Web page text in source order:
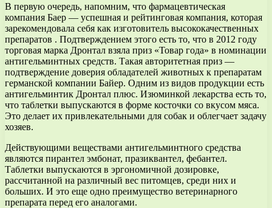
В первую очередь, напомним, что фармацевтическая
компания Баер — успешная и рейтинговая компания, которая
зарекомендовала себя как изготовитель высококачественных
препаратов . Подтверждением этого есть то, что в 2012 году
торговая марка Дронтал взяла приз «Товар года» в номинации
антигельминтных средств. Такая авторитетная приз —
подтверждение доверия обладателей животных к препаратам
германской компании Байер. Одним из видов продукции есть
антигельминтик Дронтал плюс. Изюминкой лекарства есть то,
что таблетки выпускаются в форме косточки со вкусом мяса.
Это делает их привлекательными для собак и облегчает задачу
хозяев.
Действующими веществами антигельминтного средства
являются пирантел эмбонат, празиквантел, фебантел.
Таблетки выпускаются в эргономичной дозировке,
рассчитанной на различный вес питомцев, среди них и
больших. И это еще одно преимущество ветеринарного
препарата перед его аналогами.